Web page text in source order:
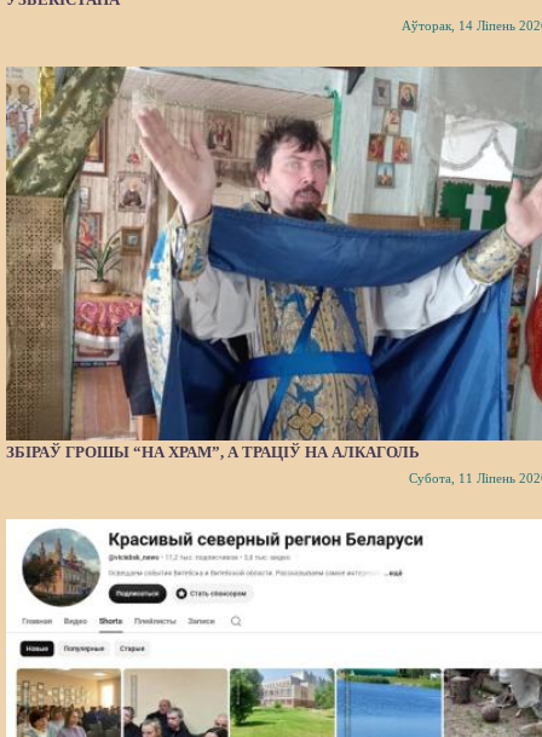
Аўторак, 14 Ліпень
ЗБІРАЎ ГРОШЫ “НА ХРАМ”, А ТРАЦІЎ НА АЛКАГОЛЬ
Субота, 11 Ліпень